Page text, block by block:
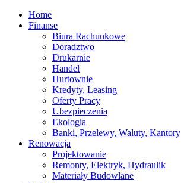
Home
Finanse
Biura Rachunkowe
Doradztwo
Drukarnie
Handel
Hurtownie
Kredyty, Leasing
Oferty Pracy
Ubezpieczenia
Ekologia
Banki, Przelewy, Waluty, Kantory
Renowacja
Projektowanie
Remonty, Elektryk, Hydraulik
Materiały Budowlane